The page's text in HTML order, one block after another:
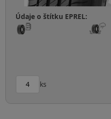
Údaje o štítku EPREL:
ks